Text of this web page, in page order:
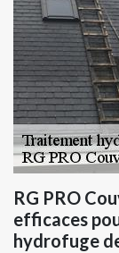
RG PRO
efficaces
hydrofuge